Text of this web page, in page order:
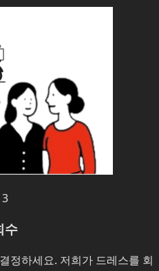
3
수
정하세요. 저희가 드레스를 회